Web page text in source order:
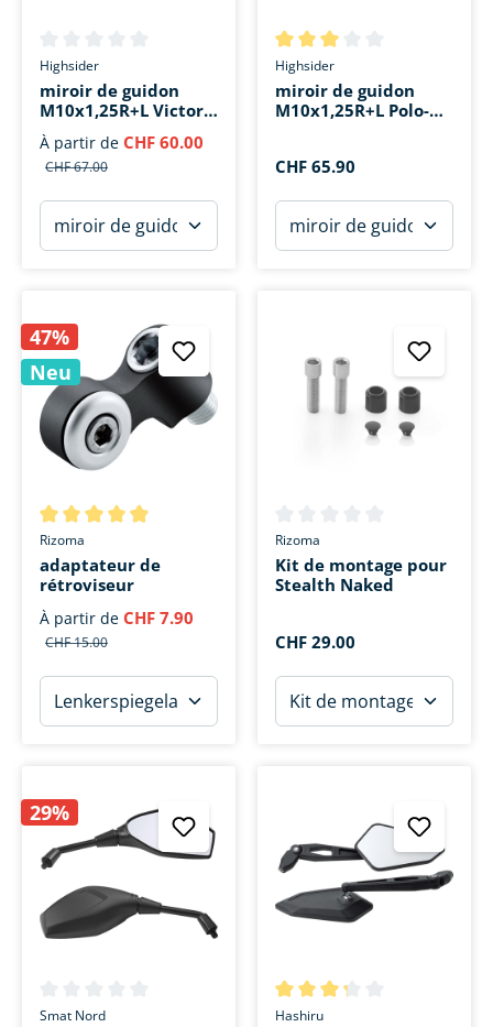
Note moyenne de 0 sur 5 étoiles
Highsider
miroir de guidon
M10x1,25R+L Victory
alu
À partir de CHF 60.00
CHF 67.00
Note moyenne de 3 sur 5
Highsider
miroir de guidon
M10x1,25R+L Polo-
CHF 65.90
47%
Neu
Note moyenne de 4.9 sur 5 étoiles
Rizoma
adaptateur de
rétroviseur
À partir de CHF 7.90
CHF 15.00
Note moyenne de 0 sur 5
Rizoma
Kit de montage pour
Stealth Naked
CHF 29.00
29%
Note moyenne de 0 sur 5 étoiles
Smat Nord Note moyenne de 3.2 sur 5
Hashiru